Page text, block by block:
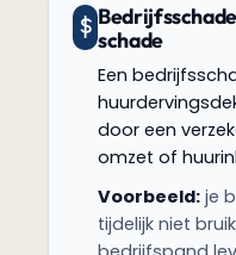
schade
Een
door een
omzet of
Voorbeeld: je
tijdelijk niet